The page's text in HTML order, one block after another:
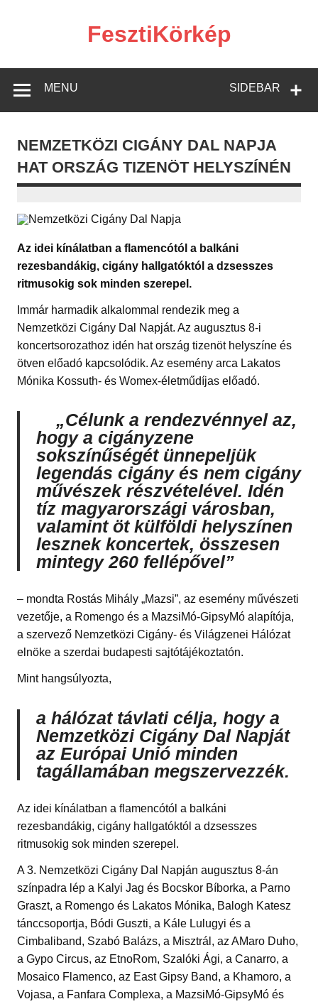
FesztiKörkép
SIDEBAR
MENU
NEMZETKÖZI CIGÁNY DAL NAPJA
HAT ORSZÁG TIZENÖT HELYSZÍNÉN
Az idei kínálatban a flamencótól a balkáni
rezesbandákig, cigány hallgatóktól a dzsesszes
ritmusokig sok minden szerepel.
Immár harmadik alkalommal rendezik meg a
Nemzetközi Cigány Dal Napját. Az augusztus 8-i
koncertsorozathoz idén hat ország tizenöt helyszíne és
ötven előadó kapcsolódik. Az esemény arca Lakatos
Mónika Kossuth- és Womex-életműdíjas előadó.
„Célunk a rendezvénnyel az,
hogy a cigányzene
sokszínűségét ünnepeljük
legendás cigány és nem cigány
művészek részvételével. Idén
tíz magyarországi városban,
valamint öt külföldi helyszínen
lesznek koncertek, összesen
mintegy 260 fellépővel”
– mondta Rostás Mihály „Mazsi”, az esemény művészeti
vezetője, a Romengo és a MazsiMó-GipsyMó alapítója,
a szervező Nemzetközi Cigány- és Világzenei Hálózat
elnöke a szerdai budapesti sajtótájékoztatón.
Mint hangsúlyozta,
a hálózat távlati célja, hogy a
Nemzetközi Cigány Dal Napját
az Európai Unió minden
tagállamában megszervezzék.
Az idei kínálatban a flamencótól a balkáni
rezesbandákig, cigány hallgatóktól a dzsesszes
ritmusokig sok minden szerepel.
A 3. Nemzetközi Cigány Dal Napján augusztus 8-án
színpadra lép a Kalyi Jag és Bocskor Bíborka, a Parno
Graszt, a Romengo és Lakatos Mónika, Balogh Katesz
tánccsoportja, Bódi Guszti, a Kále Lulugyi és a
Cimbaliband, Szabó Balázs, a Misztrál, az AMaro Duho,
a Gypo Circus, az EtnoRom, Szalóki Ági, a Canarro, a
Mosaico Flamenco, az East Gipsy Band, a Khamoro, a
Vojasa, a Fanfara Complexa, a MazsiMó-GipsyMó és